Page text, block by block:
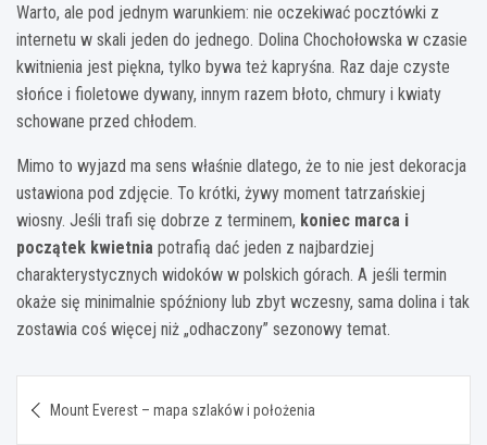
Warto, ale pod jednym warunkiem: nie oczekiwać pocztówki z
internetu w skali jeden do jednego. Dolina Chochołowska w czasie
kwitnienia jest piękna, tylko bywa też kapryśna. Raz daje czyste
słońce i fioletowe dywany, innym razem błoto, chmury i kwiaty
schowane przed chłodem.
Mimo to wyjazd ma sens właśnie dlatego, że to nie jest dekoracja
ustawiona pod zdjęcie. To krótki, żywy moment tatrzańskiej
wiosny. Jeśli trafi się dobrze z terminem, koniec marca i
początek kwietnia potrafią dać jeden z najbardziej
charakterystycznych widoków w polskich górach. A jeśli termin
okaże się minimalnie spóźniony lub zbyt wczesny, sama dolina i tak
zostawia coś więcej niż „odhaczony” sezonowy temat.
wpisu
Mount Everest – mapa szlaków i położenia